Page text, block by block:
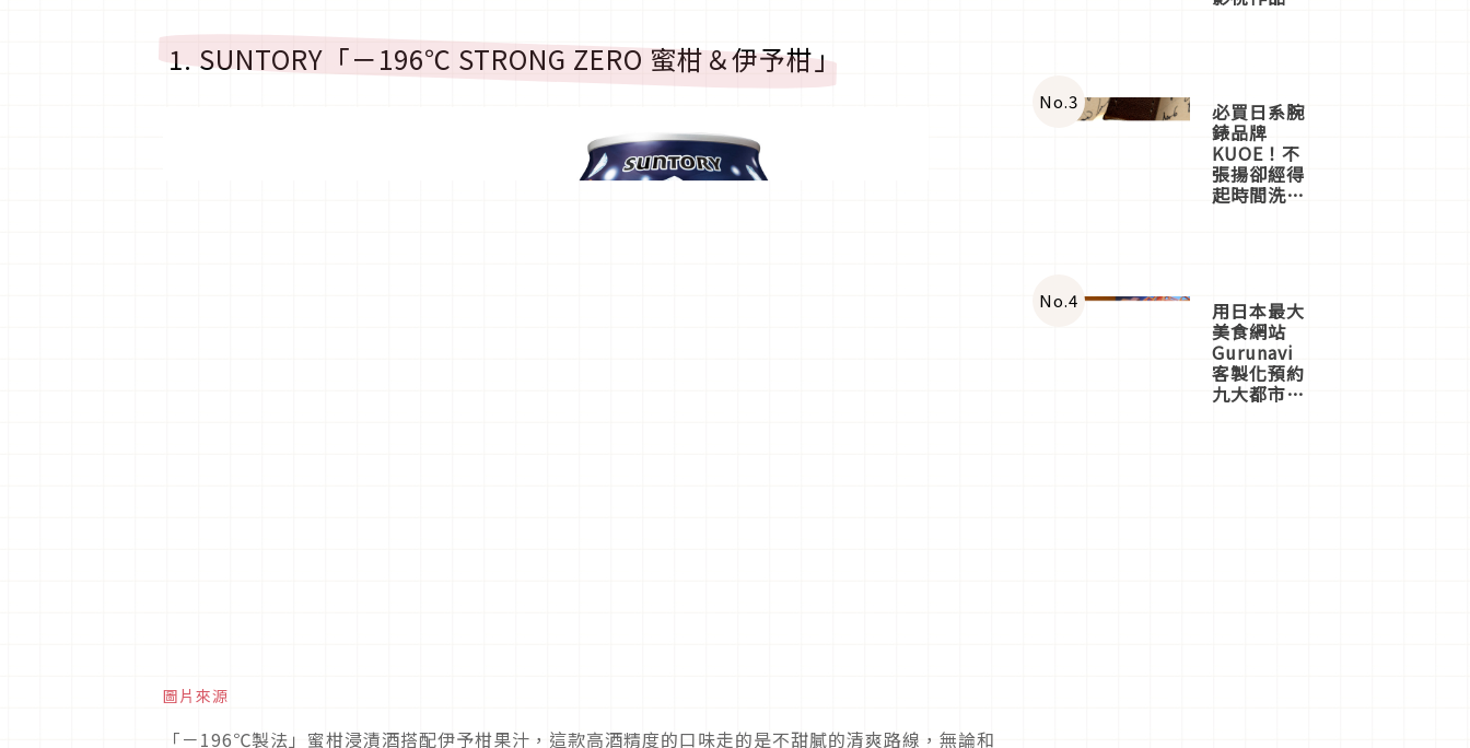
1. SUNTORY「－196℃ STRONG ZERO 蜜柑＆伊予柑」
圖片來源
「－196℃製法」蜜柑浸漬酒搭配伊予柑果汁，這款高酒精度的口味走的是不甜膩的清爽路線，無論和
No.3 必買日系腕
錶品牌
KUOE！不
張揚卻經得
起時間洗鍊
No.4 用日本最大
美食網站
Gurunavi
客製化預約
九大都市餐